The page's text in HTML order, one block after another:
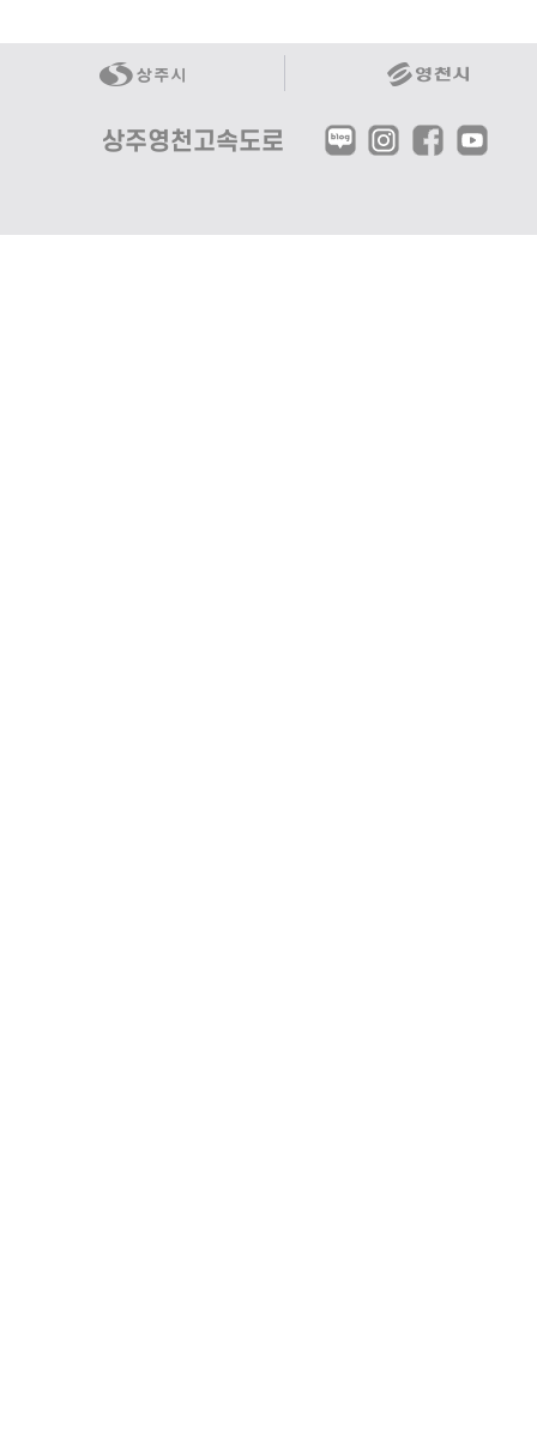
상주영천고속도로